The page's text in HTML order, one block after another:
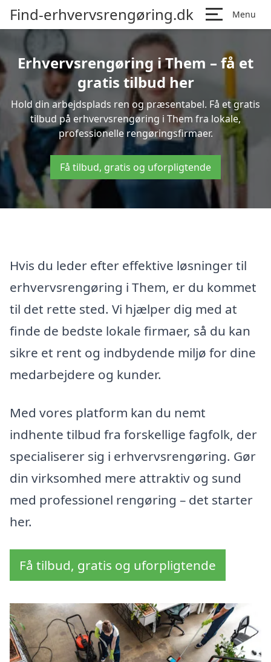
Find-erhvervsrengøring.dk Menu
Erhvervsrengøring i Them – få et
gratis tilbud her
Hold din arbejdsplads ren og præsentabel. Få et gratis
tilbud på erhvervsrengøring i Them fra lokale,
professionelle rengøringsfirmaer.
Få tilbud, gratis og uforpligtende
Hvis du leder efter effektive løsninger til
erhvervsrengøring i Them, er du kommet
til det rette sted. Vi hjælper dig med at
finde de bedste lokale firmaer, så du kan
sikre et rent og indbydende miljø for dine
medarbejdere og kunder.
Med vores platform kan du nemt
indhente tilbud fra forskellige fagfolk, der
specialiserer sig i erhvervsrengøring. Gør
din virksomhed mere attraktiv og sund
med professionel rengøring – det starter
her.
Få tilbud, gratis og uforpligtende